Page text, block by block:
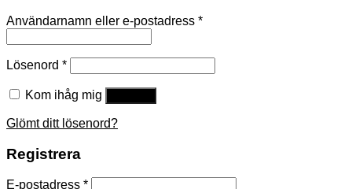
Användarnamn eller e-postadress *
Lösenord *
Kom ihåg mig
Glömt ditt lösenord?
Registrera
E-postadress *